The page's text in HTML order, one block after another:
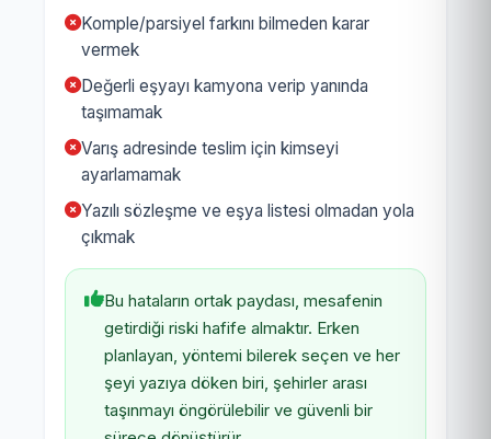
Komple/parsiyel farkını bilmeden karar
vermek
Değerli eşyayı kamyona verip yanında
taşımamak
Varış adresinde teslim için kimseyi
ayarlamamak
Yazılı sözleşme ve eşya listesi olmadan yola
çıkmak
Bu hataların ortak paydası, mesafenin
getirdiği riski hafife almaktır. Erken
planlayan, yöntemi bilerek seçen ve her
şeyi yazıya döken biri, şehirler arası
taşınmayı öngörülebilir ve güvenli bir